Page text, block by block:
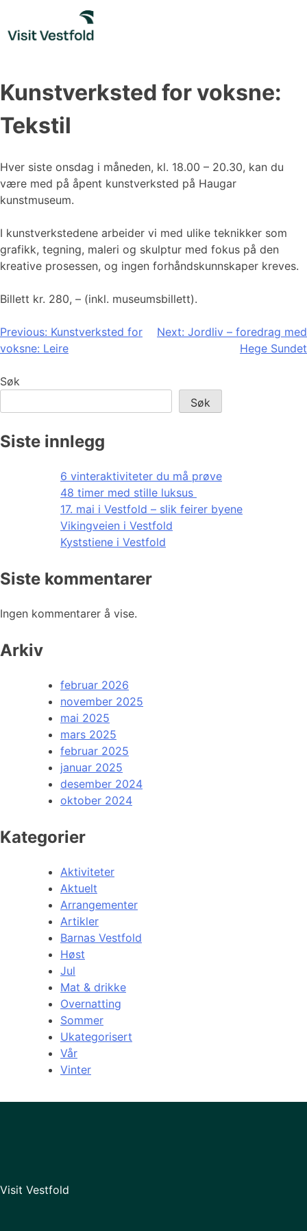
content
Kunstverksted for voksne:
Tekstil
Hver siste onsdag i måneden, kl. 18.00 – 20.30, kan du
være med på åpent kunstverksted på Haugar
kunstmuseum.
I kunstverkstedene arbeider vi med ulike teknikker som
grafikk, tegning, maleri og skulptur med fokus på den
kreative prosessen, og ingen forhåndskunnskaper kreves.
Billett kr. 280, – (inkl. museumsbillett).
Innleggsnavigasjon
Previous: Kunstverksted for
voksne: Leire
Next: Jordliv – foredrag med
Hege Sundet
Søk
Søk
Siste innlegg
6 vinteraktiviteter du må prøve
48 timer med stille luksus
17. mai i Vestfold – slik feirer byene
Vikingveien i Vestfold
Kyststiene i Vestfold
Siste kommentarer
Ingen kommentarer å vise.
Arkiv
februar 2026
november 2025
mai 2025
mars 2025
februar 2025
januar 2025
desember 2024
oktober 2024
Kategorier
Aktiviteter
Aktuelt
Arrangementer
Artikler
Barnas Vestfold
Høst
Jul
Mat & drikke
Overnatting
Sommer
Ukategorisert
Vår
Vinter
Visit Vestfold